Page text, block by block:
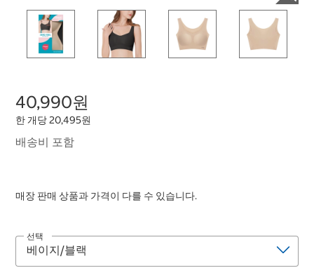
40,990원
한 개당 20,495원
배송비 포함
매장 판매 상품과 가격이 다를 수 있습니다.
선택